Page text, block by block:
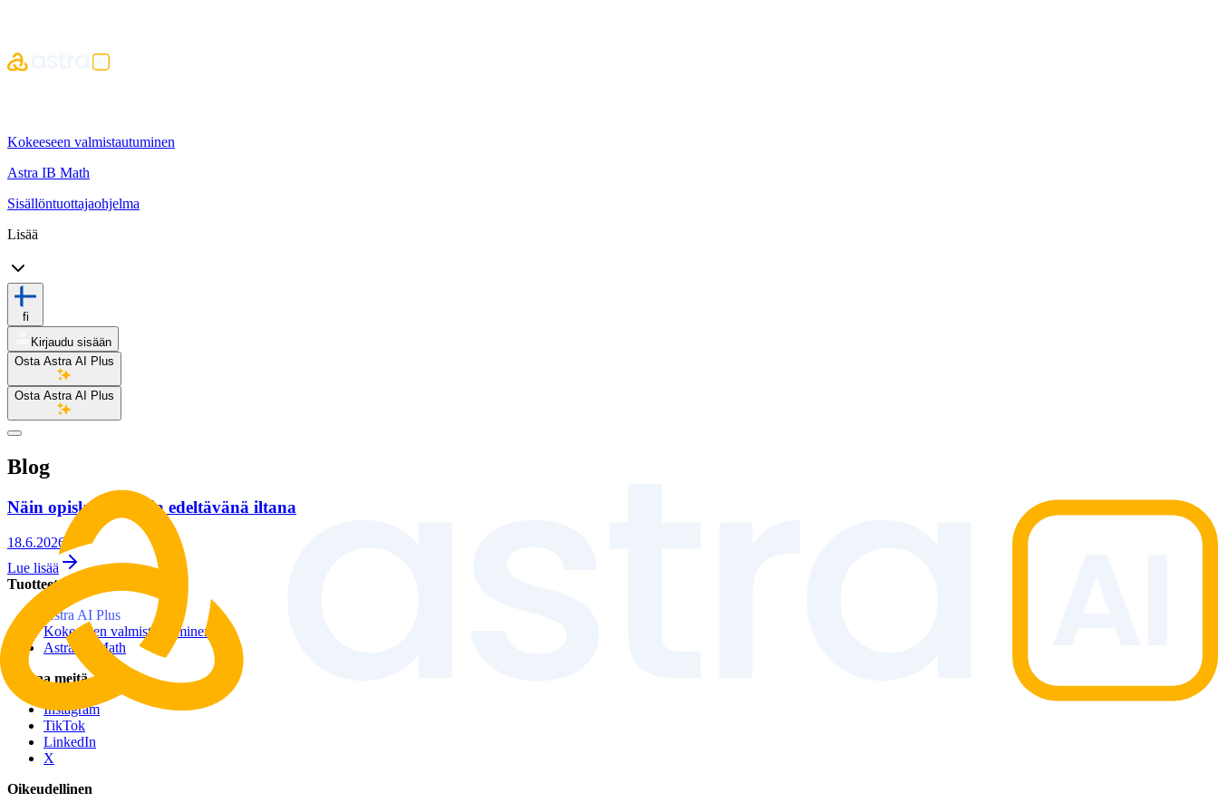
Kokeeseen valmistautuminen
Astra IB Math
Sisällöntuottajaohjelma
Lisää
fi
Kirjaudu sisään
Osta Astra AI Plus
Osta Astra AI Plus
Blog
Näin opiskelet tenttia edeltävänä iltana
18.6.2026
Lue lisää
Tuotteet
Astra AI Plus
Kokeeseen valmistautuminen
Astra IB Math
Seuraa meitä
Instagram
TikTok
LinkedIn
X
Oikeudellinen